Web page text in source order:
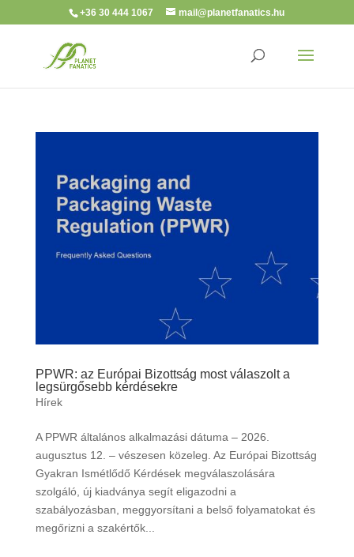
+36 30 444 1067 mail@planetfanatics.hu
PPWR: az Európai Bizottság most válaszolt a
legsürgősebb kérdésekre
Hírek
A PPWR általános alkalmazási dátuma – 2026.
augusztus 12. – vészesen közeleg. Az Európai Bizottság
Gyakran Ismétlődő Kérdések megválaszolására
szolgáló, új kiadványa segít eligazodni a
szabályozásban, meggyorsítani a belső folyamatokat és
megőrizni a szakértők...